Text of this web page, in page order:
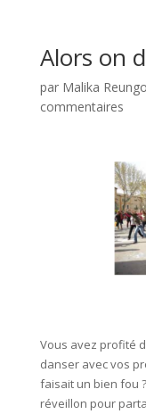
Alors on
par Malika
commentaires
Vous avez profité
danser avec vos
faisait un bien fou
réveillon pour